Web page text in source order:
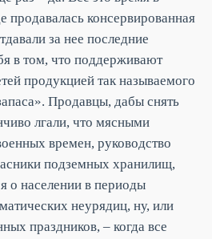
продавалась консервированная
за нее последние
в том, что поддерживают
продукцией так называемого
Продавцы, дабы снять
лгали, что мясными
времен, руководство
подземных хранилищ,
о населении в периоды
неурядиц, ну, или
праздников, – когда все